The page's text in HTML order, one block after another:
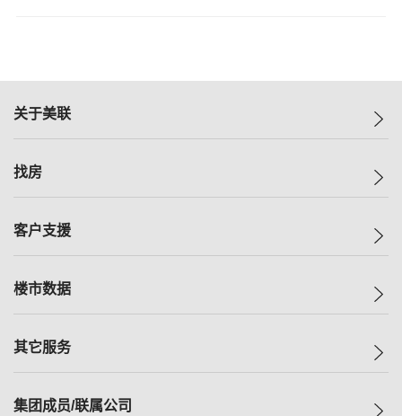
关于美联
美联集团
人才招募
找房
一手新房
减价
美联豪宅
独家楼盘
租房
客户支援
自助放盘
查询热线
按揭计算机
楼市数据
指数
其它服务
小区专页
集团成员/联属公司